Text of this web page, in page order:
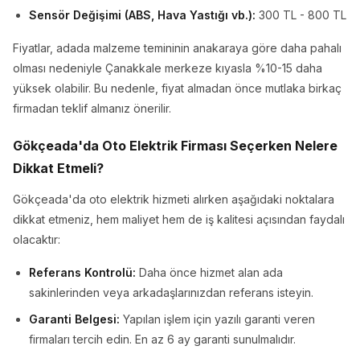
Sensör Değişimi (ABS, Hava Yastığı vb.): 300 TL - 800 TL
Fiyatlar, adada malzeme temininin anakaraya göre daha pahalı
olması nedeniyle Çanakkale merkeze kıyasla %10-15 daha
yüksek olabilir. Bu nedenle, fiyat almadan önce mutlaka birkaç
firmadan teklif almanız önerilir.
Gökçeada'da Oto Elektrik Firması Seçerken Nelere
Dikkat Etmeli?
Gökçeada'da oto elektrik hizmeti alırken aşağıdaki noktalara
dikkat etmeniz, hem maliyet hem de iş kalitesi açısından faydalı
olacaktır:
Referans Kontrolü: Daha önce hizmet alan ada
sakinlerinden veya arkadaşlarınızdan referans isteyin.
Garanti Belgesi: Yapılan işlem için yazılı garanti veren
firmaları tercih edin. En az 6 ay garanti sunulmalıdır.